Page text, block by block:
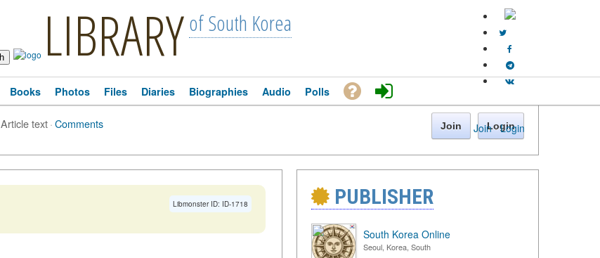
LIBRARYof South Korea
Join · Login
Books Photos Files Diaries Biographies Audio Polls
Article text·Comments Join Login
Libmonster ID: ID-1718 PUBLISHER
South Korea Online
Seoul, Korea, South